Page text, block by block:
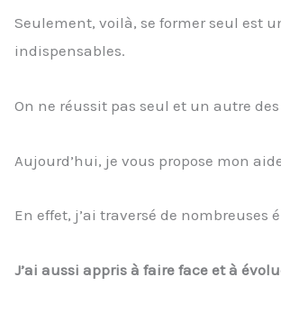
Seulement, voilà, se former seul est
indispensables.
On ne réussit pas seul et un autre
Aujourd’hui, je vous propose mon
En effet, j’ai traversé de nombreuses
J’ai aussi appris à faire face et à